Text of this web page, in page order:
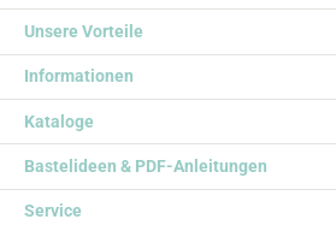
Informationen
Kataloge
Bastelideen & PDF-Anleitungen
Service
Unsere Vorteile